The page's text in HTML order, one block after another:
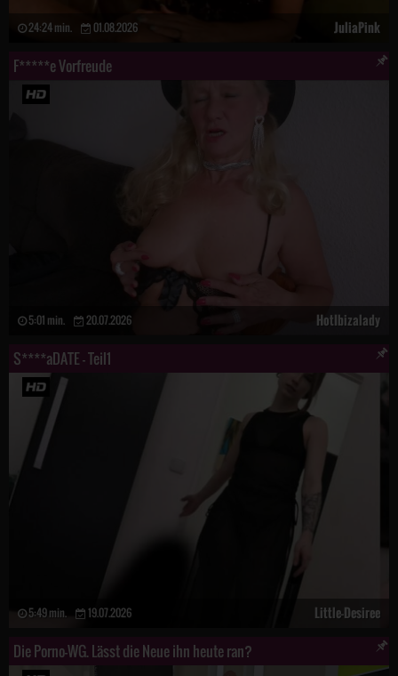
24:24 min. 01.08.2026 JuliaPink
F*****e Vorfreude
5:01 min. 20.07.2026 HotIbizalady
S****aDATE - Teil1
5:49 min. 19.07.2026 Little-Desiree
Die Porno-WG. Lässt die Neue ihn heute ran?